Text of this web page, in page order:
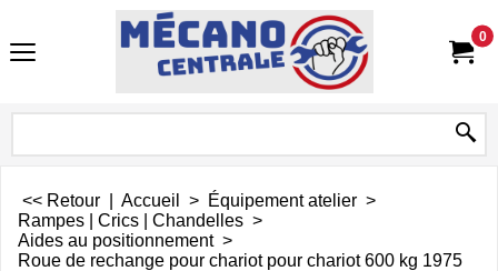
0
<< Retour Accueil > Équipement atelier >
Rampes | Crics | Chandelles >
Aides au positionnement>
Roue de rechange pour chariot pour chariot 600 kg 1975